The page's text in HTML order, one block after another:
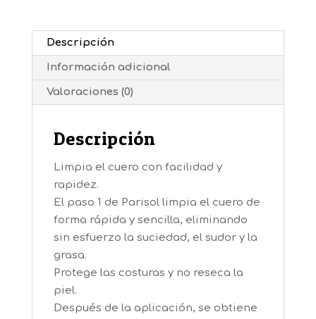
Descripción
Información adicional
Valoraciones (0)
Descripción
Limpia el cuero con facilidad y
rapidez.
El paso 1 de Parisol limpia el cuero de
forma rápida y sencilla, eliminando
sin esfuerzo la suciedad, el sudor y la
grasa.
Protege las costuras y no reseca la
piel.
Después de la aplicación, se obtiene